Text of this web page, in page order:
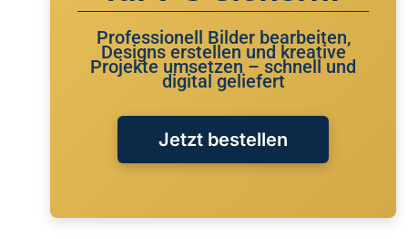
Professionell Bilder bearbeiten,
Designs erstellen und kreative
Projekte umsetzen – schnell und
digital geliefert
Jetzt bestellen